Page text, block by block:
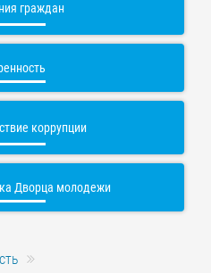
граждан
коррупции
Дворца молодежи